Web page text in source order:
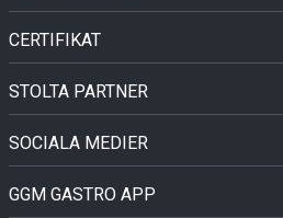
CERTIFIKAT
STOLTA PARTNER
SOCIALA MEDIER
GGM GASTRO APP